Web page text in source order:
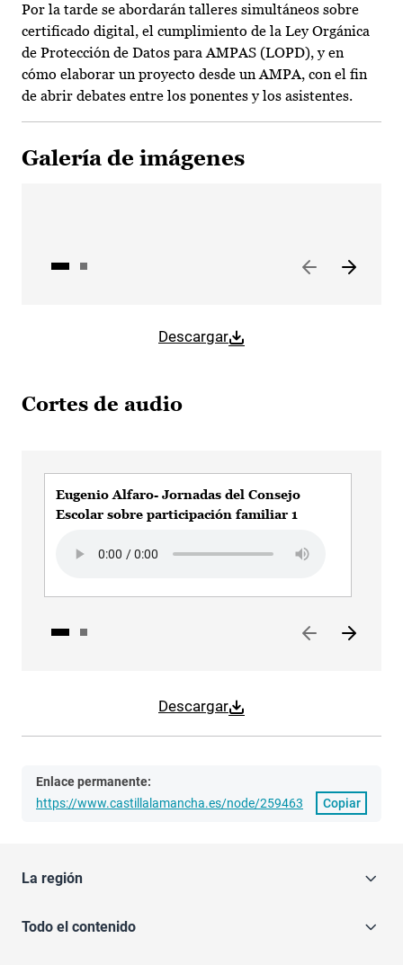
Por la tarde se abordarán talleres simultáneos sobre
certificado digital, el cumplimiento de la Ley Orgánica
de Protección de Datos para AMPAS (LOPD), y en
cómo elaborar un proyecto desde un AMPA, con el fin
de abrir debates entre los ponentes y los asistentes.
Galería de imágenes
Descargar
Cortes de audio
Descargar
Eugenio Alfaro- Jornadas del Consejo
Escolar sobre participación familiar 1
Enlace permanente:
https://www.castillalamancha.es/node/259463
Copiar
La región
Todo el contenido